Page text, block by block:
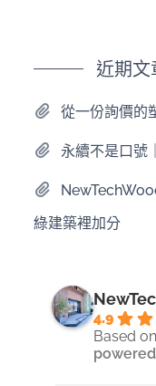
近期文
從一份詢價的
永續不是口號
綠建築裡加分
4.9
Based